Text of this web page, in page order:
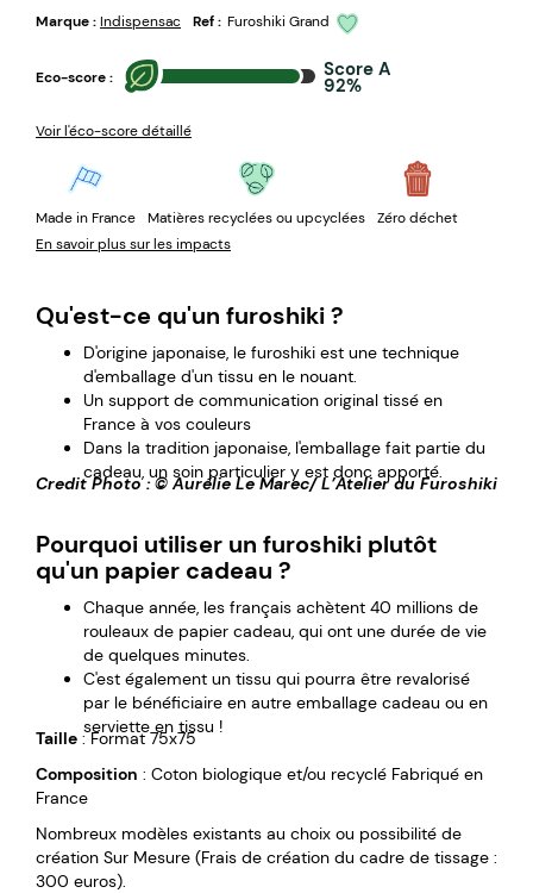
Marque :Indispensac Ref : Furoshiki Grand
Eco-score : Score A
92%
Voir l'éco-score détaillé
Made in France Matières recyclées ou upcyclées
Zéro déchet
En savoir plus sur les impacts
Qu'est-ce qu'un furoshiki ?
D'origine japonaise, le furoshiki est une technique
d'emballage d'un tissu en le nouant.
Un support de communication original tissé en
France à vos couleurs
Dans la tradition japonaise, l'emballage fait partie du
cadeau, un soin particulier y est donc apporté.
Credit Photo : © Aurélie Le Marec/ L’Atelier du Furoshiki
Pourquoi utiliser un furoshiki plutôt
qu'un papier cadeau ?
Chaque année, les français achètent 40 millions de
rouleaux de papier cadeau, qui ont une durée de vie
de quelques minutes.
C'est également un tissu qui pourra être revalorisé
par le bénéficiaire en autre emballage cadeau ou en
serviette en tissu !
Taille : Format 75x75
Composition : Coton biologique et/ou recyclé Fabriqué en
France
Nombreux modèles existants au choix ou possibilité de
création Sur Mesure (Frais de création du cadre de tissage :
300 euros).